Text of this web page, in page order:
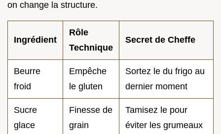
on change la structure.
Ingrédient
Rôle
Technique
Secret de Cheffe
Beurre
froid
Empêche
le gluten
Sortez le du frigo au
dernier moment
Sucre
glace
Finesse de
grain
Tamisez le pour
éviter les grumeaux